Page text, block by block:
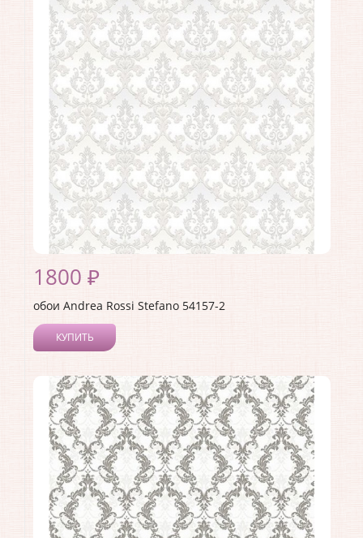
Длина рулона:10
Ширина рулона:1.06
Материал покрытия:Виниловое
Страна: Италия
Материал основы:Флизелин
Раппорт:64
1800 ₽
обои Andrea Rossi Stefano 54157-2
КУПИТЬ
Коллекция:Stefano
Длина рулона: 10
Ширина рулона: 1.06
Материал покрытия:Виниловое
Страна:Италия
Материал основы:
Флизелин
Раппорт:66